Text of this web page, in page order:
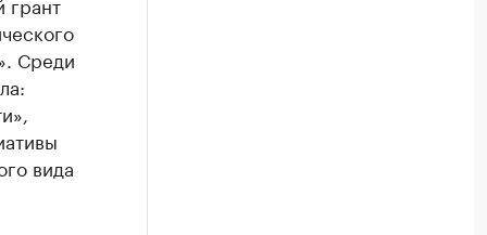
Среди
вида